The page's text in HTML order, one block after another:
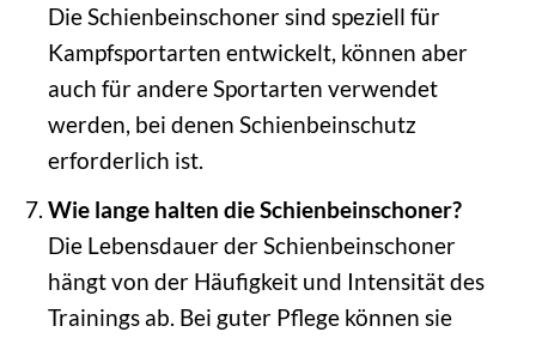
Die Schienbeinschoner sind speziell für
Kampfsportarten entwickelt, können aber
auch für andere Sportarten verwendet
werden, bei denen Schienbeinschutz
erforderlich ist.
Wie lange halten die Schienbeinschoner?
Die Lebensdauer der Schienbeinschoner
hängt von der Häufigkeit und Intensität des
Trainings ab. Bei guter Pflege können sie